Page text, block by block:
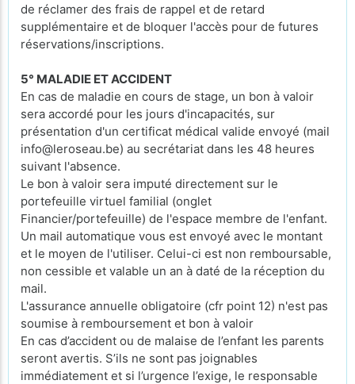
de réclamer des frais de rappel et de retard
supplémentaire et de bloquer l'accès pour de futures
réservations/inscriptions.
5° MALADIE ET ACCIDENT
En cas de maladie en cours de stage, un bon à valoir
sera accordé pour les jours d'incapacités, sur
présentation d'un certificat médical valide envoyé (mail
info@leroseau.be) au secrétariat dans les 48 heures
suivant l'absence.
Le bon à valoir sera imputé directement sur le
portefeuille virtuel familial (onglet
Financier/portefeuille) de l'espace membre de l'enfant.
Un mail automatique vous est envoyé avec le montant
et le moyen de l'utiliser. Celui-ci est non remboursable,
non cessible et valable un an à daté de la réception du
mail.
L'assurance annuelle obligatoire (cfr point 12) n'est pas
soumise à remboursement et bon à valoir
En cas d’accident ou de malaise de l’enfant les parents
seront avertis. S’ils ne sont pas joignables
immédiatement et si l’urgence l’exige, le responsable